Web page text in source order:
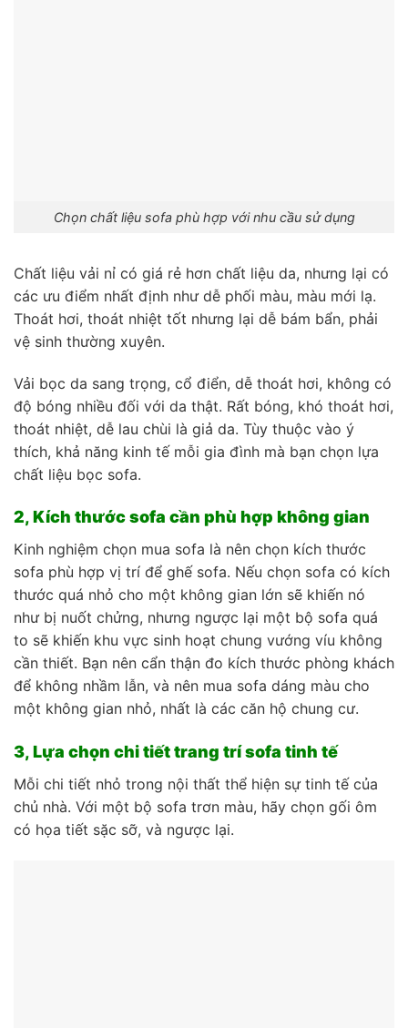
Chọn chất liệu sofa phù hợp với nhu cầu sử dụng
Chất liệu vải nỉ có giá rẻ hơn chất liệu da, nhưng lại có
các ưu điểm nhất định như dễ phối màu, màu mới lạ.
Thoát hơi, thoát nhiệt tốt nhưng lại dễ bám bẩn, phải
vệ sinh thường xuyên.
Vải bọc da sang trọng, cổ điển, dễ thoát hơi, không có
độ bóng nhiều đối với da thật. Rất bóng, khó thoát hơi,
thoát nhiệt, dễ lau chùi là giả da. Tùy thuộc vào ý
thích, khả năng kinh tế mỗi gia đình mà bạn chọn lựa
chất liệu bọc sofa.
2, Kích thước sofa cần phù hợp không gian
Kinh nghiệm chọn mua sofa là nên chọn kích thước
sofa phù hợp vị trí để ghế sofa. Nếu chọn sofa có kích
thước quá nhỏ cho một không gian lớn sẽ khiến nó
như bị nuốt chửng, nhưng ngược lại một bộ sofa quá
to sẽ khiến khu vực sinh hoạt chung vướng víu không
cần thiết. Bạn nên cẩn thận đo kích thước phòng khách
để không nhầm lẫn, và nên mua sofa dáng màu cho
một không gian nhỏ, nhất là các căn hộ chung cư.
3, Lựa chọn chi tiết trang trí sofa tinh tế
Mỗi chi tiết nhỏ trong nội thất thể hiện sự tinh tế của
chủ nhà. Với một bộ sofa trơn màu, hãy chọn gối ôm
có họa tiết sặc sỡ, và ngược lại.